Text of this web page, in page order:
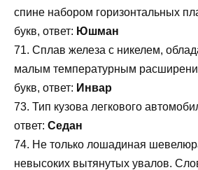
спине набором горизонтальных
букв, ответ: Юшман
71. Сплав железа с никелем,
малым температурным
букв, ответ: Инвар
73. Тип кузова легкового
ответ: Седан
74. Не только лошадиная
невысоких вытянутых увалов.